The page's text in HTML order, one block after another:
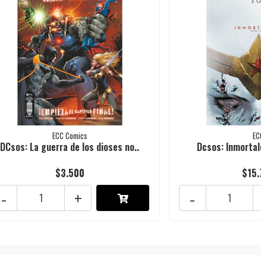
ECC Comics
DCsos: La guerra de los dioses no..
$3.500
+
-
Dcsos:
-